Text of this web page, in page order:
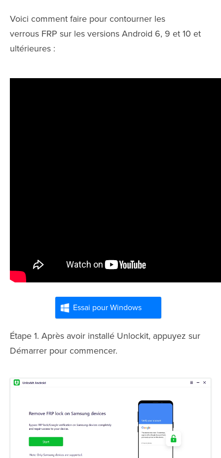
Voici comment faire pour contourner les
verrous FRP sur les versions Android 6, 9 et 10 et
ultérieures :
Essai pour Windows
Étape 1. Après avoir installé Unlockit, appuyez sur
Démarrer pour commencer.